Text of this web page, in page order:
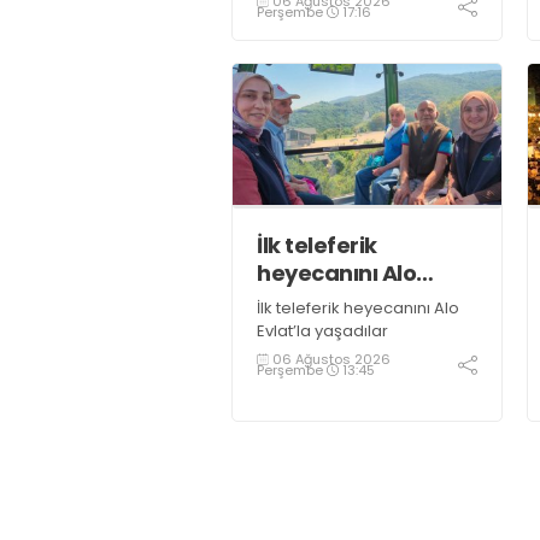
Perşembe 17:16
İlk teleferik
heyecanını Alo
Evlat’la yaşadılar
İlk teleferik heyecanını Alo
Evlat’la yaşadılar
06 Ağustos 2026
Perşembe 13:45